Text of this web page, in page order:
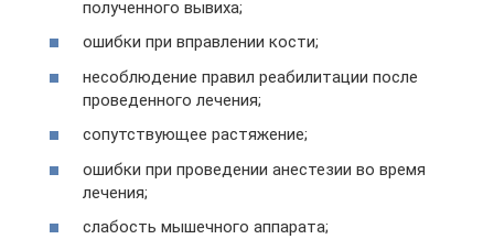
полученного вывиха;
ошибки при вправлении кости;
несоблюдение правил реабилитации после
проведенного лечения;
сопутствующее растяжение;
ошибки при проведении анестезии во время
лечения;
слабость мышечного аппарата;